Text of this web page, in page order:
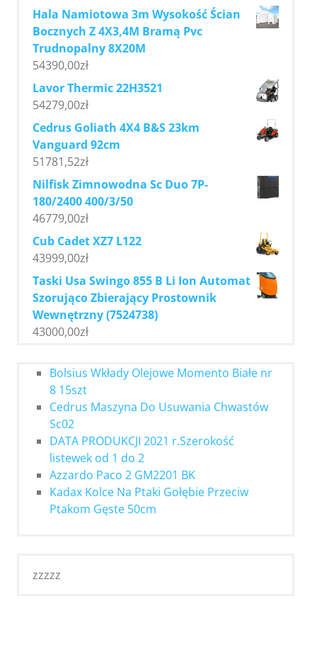
Hala Namiotowa 3m Wysokość Ścian
Bocznych Z 4X3,4M Bramą Pvc
Trudnopalny 8X20M
54390,00zł
Lavor Thermic 22H3521
54279,00zł
Cedrus Goliath 4X4 B&S 23km
Vanguard 92cm
51781,52zł
Nilfisk Zimnowodna Sc Duo 7P-
180/2400 400/3/50
46779,00zł
Cub Cadet XZ7 L122
43999,00zł
Taski Usa Swingo 855 B Li Ion Automat
Szorująco Zbierający Prostownik
Wewnętrzny (7524738)
43000,00zł
Bolsius Wkłady Olejowe Momento Białe nr
8 15szt
Cedrus Maszyna Do Usuwania Chwastów
Sc02
DATA PRODUKCJI 2021 r.Szerokość
listewek od 1 do 2
Azzardo Paco 2 GM2201 BK
Kadax Kolce Na Ptaki Gołębie Przeciw
Ptakom Gęste 50cm
zzzzz